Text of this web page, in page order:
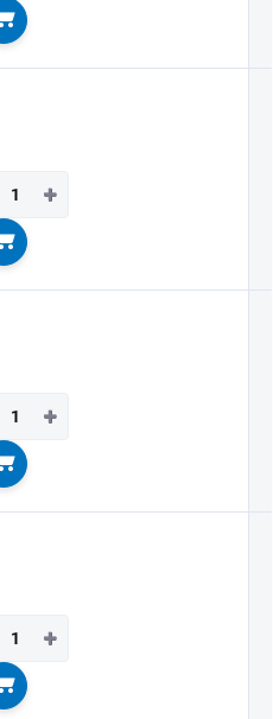
Do košíka
+
Do košíka
+
Do košíka
+
Do košíka